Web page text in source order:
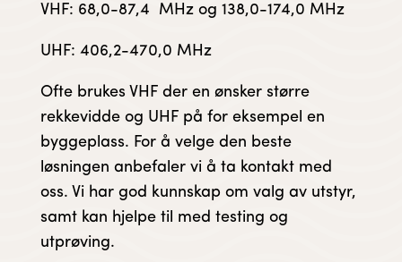
VHF: 68,0-87,4 MHz og 138,0-174,0 MHz
UHF: 406,2-470,0 MHz
Ofte brukes VHF der en ønsker større
rekkevidde og UHF på for eksempel en
byggeplass. For å velge den beste
løsningen anbefaler vi å ta kontakt med
oss. Vi har god kunnskap om valg av utstyr,
samt kan hjelpe til med testing og
utprøving.